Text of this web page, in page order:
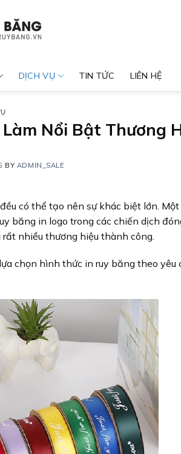
DỊCH VỤ TIN TỨC LIÊN HỆ
Nổi Bật Thương
BY ADMIN_SALE
có thể tạo nên sự khác biệt lớn.
băng in logo trong các chiến dịch
nhiều thương hiệu thành công.
chọn hình thức in ruy băng theo yêu